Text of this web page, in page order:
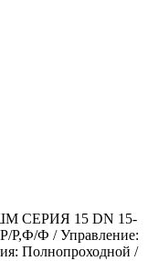
15 DN 15-
Р,Ф/Ф / Управление:
Полнопроходной /